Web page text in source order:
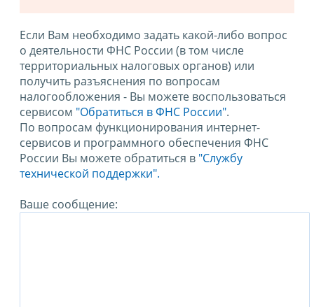
Если Вам необходимо задать какой-либо вопрос
о деятельности ФНС России (в том числе
территориальных налоговых органов) или
получить разъяснения по вопросам
налогообложения - Вы можете воспользоваться
сервисом "Обратиться в ФНС России".
По вопросам функционирования интернет-
сервисов и программного обеспечения ФНС
России Вы можете обратиться в "Службу
технической поддержки".
Ваше сообщение: